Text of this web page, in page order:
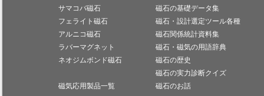
サマコバ磁石
フェライト磁石
アルニコ磁石
ラバーマグネット
ネオジムボンド磁石
磁気応用製品一覧
磁石の基礎データ集
磁石・設計選定ツール各種
磁石関係統計資料集
磁石・磁気の用語辞典
磁石の歴史
磁石の実力診断クイズ
磁石のお話